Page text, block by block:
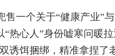
个关于“健康产业”与
“热心人”身份嘘寒问暖
诱饵捆绑，精准拿捏